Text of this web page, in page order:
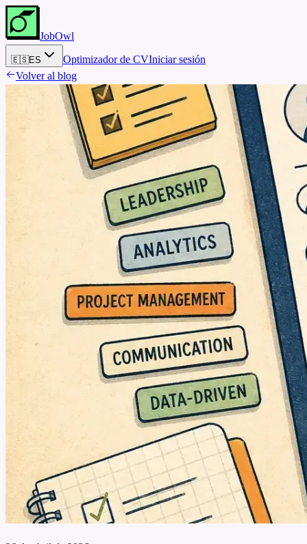
JobOwl
🇪🇸ES Optimizador de CVIniciar sesión
Volver al blog